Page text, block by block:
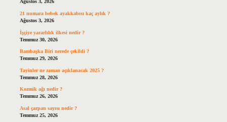
Ağustos 3, 2026
21 numara bebek ayakkabısı kaç aylık ?
Ağustos 3, 2026
İşçiye yararlılık ilkesi nedir ?
Temmuz 30, 2026
Bambaşka Biri nerede çekildi ?
Temmuz 29, 2026
Tayinler ne zaman açıklanacak 2025 ?
Temmuz 28, 2026
Kozmik ağı nedir ?
Temmuz 26, 2026
Asal çarpan sayısı nedir ?
Temmuz 25, 2026